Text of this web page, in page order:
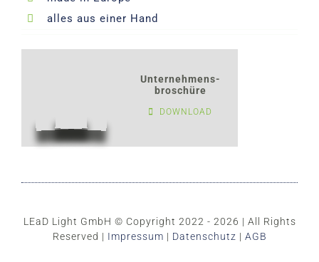
alles aus einer Hand
Unternehmens-
broschüre
DOWNLOAD
LEaD Light GmbH © Copyright 2022 - 2026 | All Rights
Reserved | Impressum | Datenschutz | AGB